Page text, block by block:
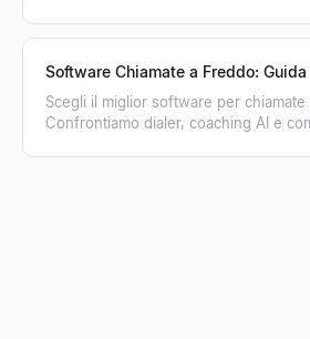
Software Chiamate a Freddo:
Scegli il miglior software per
Confrontiamo dialer, coaching AI e